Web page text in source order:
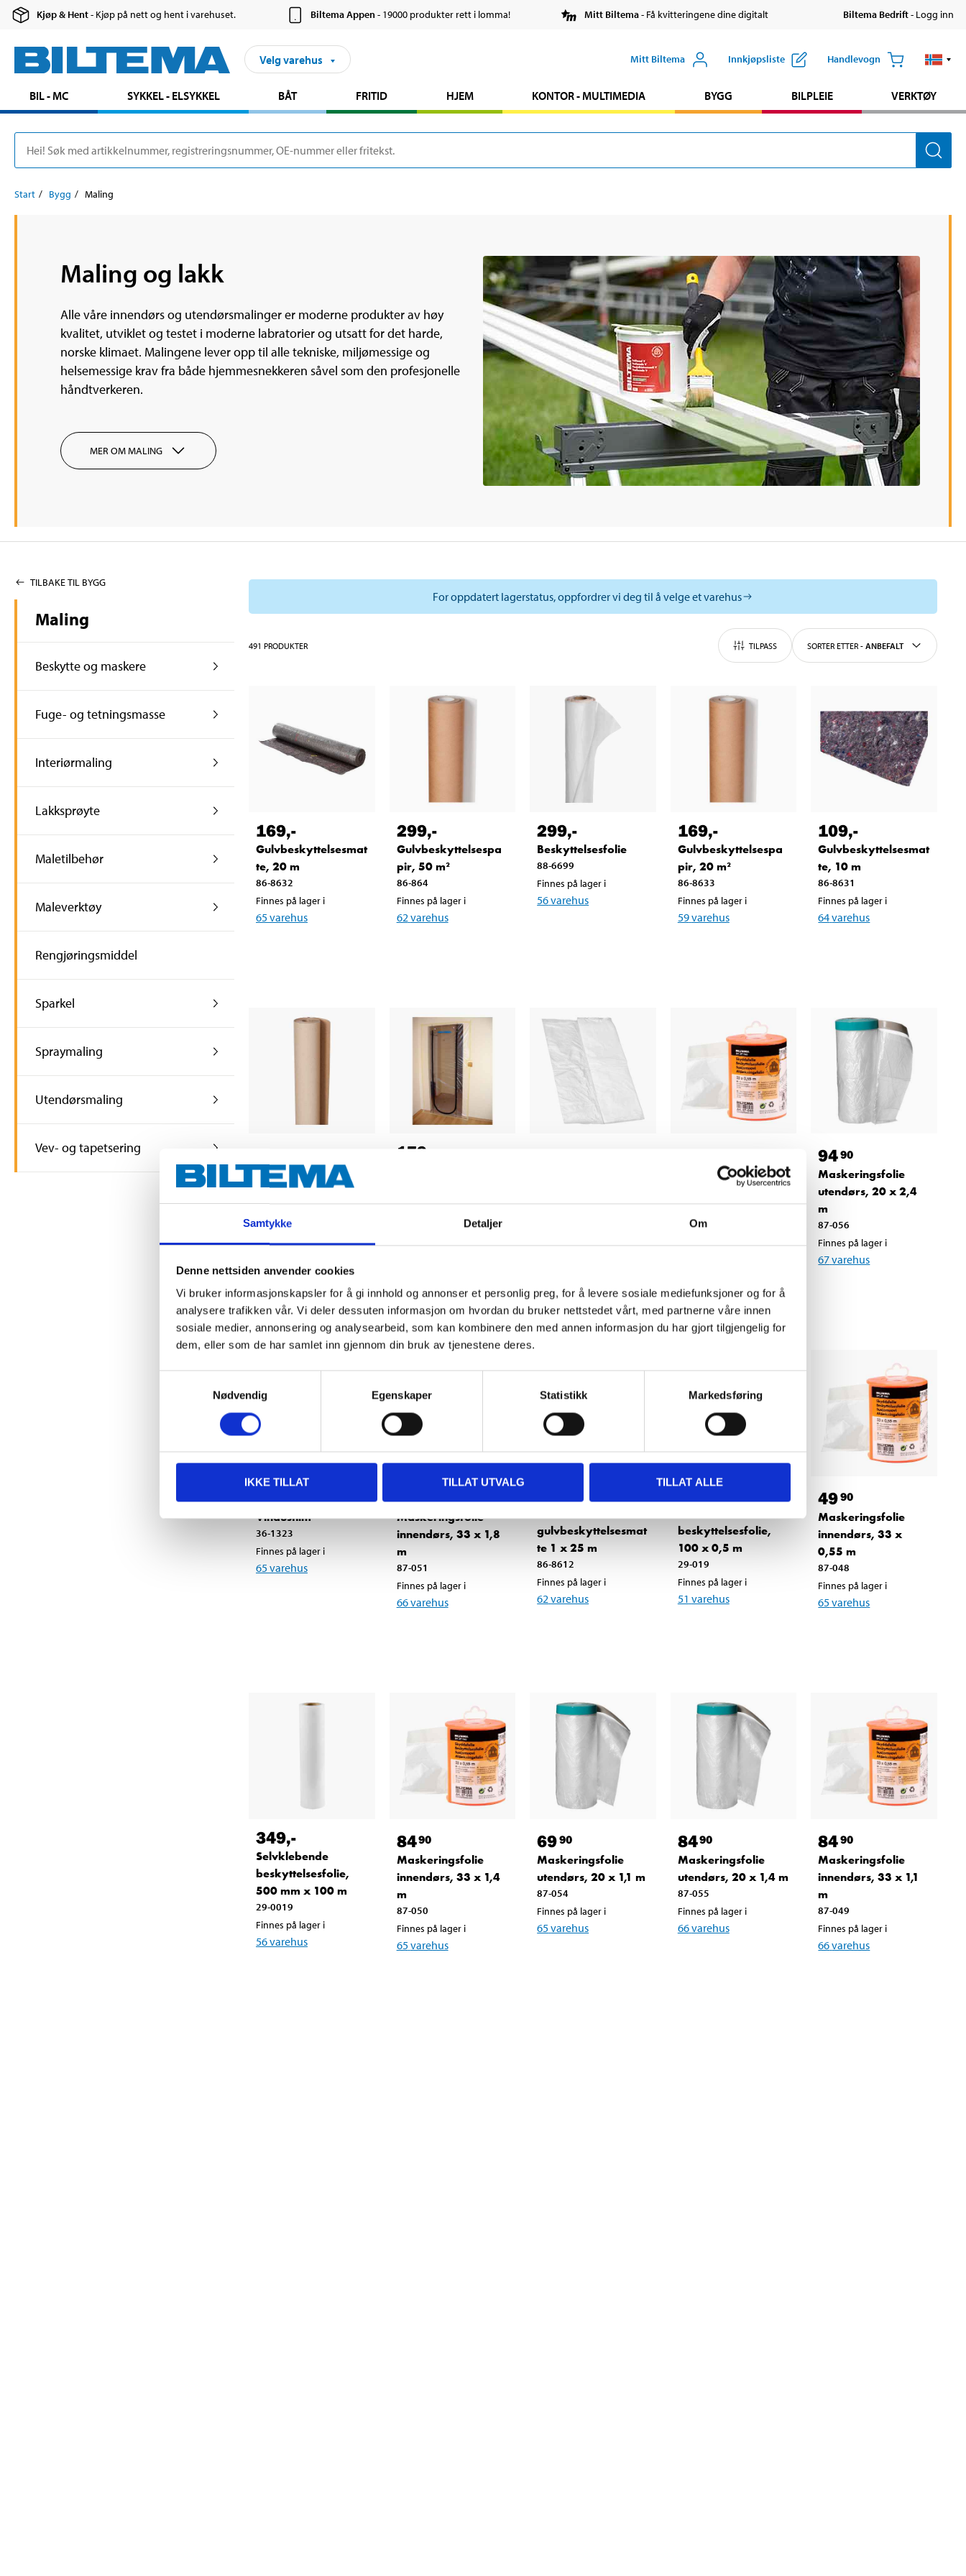
Samtykke Detaljer Om
Denne nettsiden anvender cookies
Vi bruker informasjonskapsler for å gi innhold og annonser et personlig preg, for å levere sosiale mediefunksjoner og for å
analysere trafikken vår. Vi deler dessuten informasjon om hvordan du bruker nettstedet vårt, med partnerne våre innen
sosiale medier, annonsering og analysearbeid, som kan kombinere den med annen informasjon du har gjort tilgjengelig for
dem, eller som de har samlet inn gjennom din bruk av tjenestene deres.
Nødvendig
Egenskaper Statistikk Markedsføring
IKKE TILLAT TILLAT UTVALG TILLAT ALLE
Kjøp & Hent- Kjøp på nett og hent i varehuset. Biltema Appen- 19000 produkter rett i lomma! Mitt Biltema- Få kvitteringene dine digitalt Biltema Bedrift- Logg inn
Velg varehus Mitt Biltema Innkjøpsliste Handlevogn
BIL - MC SYKKEL - ELSYKKEL BÅT FRITID HJEM KONTOR - MULTIMEDIA BYGG BILPLEIE VERKTØY
Start Bygg Maling
Maling og lakk
Alle våre innendørs og utendørsmalinger er moderne produkter av høy
kvalitet, utviklet og testet i moderne labratorier og utsatt for det harde,
norske klimaet. Malingene lever opp til alle tekniske, miljømessige og
helsemessige krav fra både hjemmesnekkeren såvel som den profesjonelle
håndtverkeren.
MER OM MALING
TILBAKE TIL BYGG
Maling
Beskytte og maskere
Fuge- og tetningsmasse
Interiørmaling
Lakksprøyte
Maletilbehør
Maleverktøy
Rengjøringsmiddel
Sparkel
Spraymaling
Utendørsmaling
Vev- og tapetsering
For oppdatert lagerstatus, oppfordrer vi deg til å velge et varehus
491 PRODUKTER TILPASS SORTER ETTER - ANBEFALT
169,-
Gulvbeskyttelsesmat
te, 20 m
86-8632
Finnes på lager i
65varehus
299,-
Gulvbeskyttelsespa
pir, 50 m²
86-864
Finnes på lager i
62 varehus
299,-
Beskyttelsesfolie
88-6699
Finnes på lager i
56varehus
169,-
Gulvbeskyttelsespa
pir, 20 m²
86-8633
Finnes på lager i
59varehus
109,-
Gulvbeskyttelsesmat
te, 10 m
86-8631
Finnes på lager i
64varehus
Dekkpapp, 36 m²
86-863
64varehus
179
86-097
Finnes på lager i
Maskeringsfolie
innendørs, 17 x 2,6
m
87-052
Finnes på lager i
9490
Maskeringsfolie
utendørs, 20 x 2,4
m
87-056
Finnes på lager i
67varehus
99
Vindusfilm
36-1323
Finnes på lager i
65varehus
89
Maskeringsfolie
innendørs, 33 x 1,8
m
87-051
Finnes på lager i
66varehus
gulvbeskyttelsesmat
te 1 x 25 m
86-8612
Finnes på lager i
62 varehus
beskyttelsesfolie,
100 x 0,5 m
29-019
Finnes på lager i
51 varehus
4990
Maskeringsfolie
innendørs, 33 x
0,55 m
87-048
Finnes på lager i
65varehus
349,-
Selvklebende
beskyttelsesfolie,
500 mm x 100 m
29-0019
Finnes på lager i
56varehus
8490
Maskeringsfolie
innendørs, 33 x 1,4
m
87-050
Finnes på lager i
65varehus
6990
Maskeringsfolie
utendørs, 20 x 1,1 m
87-054
Finnes på lager i
65varehus
8490
Maskeringsfolie
utendørs, 20 x 1,4 m
87-055
Finnes på lager i
66varehus
8490
Maskeringsfolie
innendørs, 33 x 1,1
m
87-049
Finnes på lager i
66varehus